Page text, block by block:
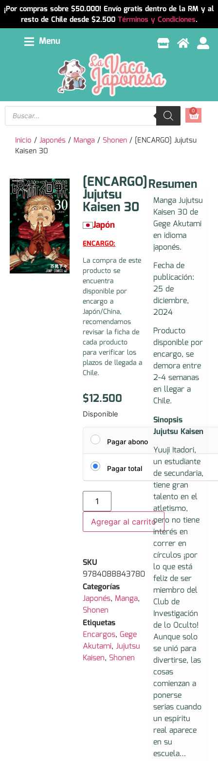
¡Por compras sobre $50.000! Envío gratis dentro de la RM y al
resto de Chile desde $2.500 Términos y Condiciones.
Menu
0
Inicio /Japonés /Manga / Shonen / [ENCARGO] Jujutsu
Kaisen 30
[ENCARGO]
Jujutsu
Kaisen 30
Japón
ENCARGO:
La compra de este
producto se
encuentra
disponible por
encargo a
Japón/China,
recomendamos
revisar la ficha de
cada producto
para verificar los
plazos de llegada a
Chile.
$12.500
Disponible
Pagar abono
Pagar total
Agregar al carrito
SKU
9784088843780
Categorías
Japonés, Manga,
Shonen
Etiquetas
Encargos,Gege
Akutami,Jujutsu
Kaisen, Shonen
Resumen
Manga Jujutsu
Kaisen 30 de
Gege Akutami
en idioma
japonés.
Fecha de
publicación:
25 de
diciembre,
2024
Producto
disponible por
encargo, se
demora entre
2-4 semanas
en llegar a
Chile.
Sinopsis
Jujutsu Kaisen
Yuuji Itadori,
un estudiante
de secundaria,
tiene gran
talento en el
atletismo,
pero no tiene
interés en
correr en
círculos ¡por
lo que está
feliz de ser
miembro del
Club de
Investigación
de lo Oculto!
Aunque solo
se unió para
divertirse, las
cosas
comienzan a
ponerse
serias cuando
un espíritu
real aparece
en su
escuela…